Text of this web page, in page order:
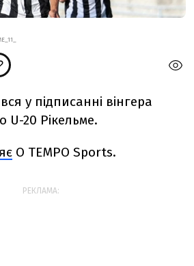
у підписанні вінгера
U-20 Рікельме.
O TEMPO Sports.
РЕКЛАМА: